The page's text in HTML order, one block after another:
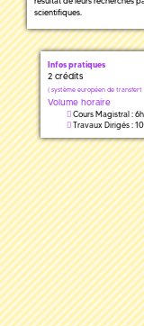
scientifiques.
Infos pratiques
2 crédits
( système européen de
Volume horaire
Cours Magistral : 6h
Travaux Dirigés :